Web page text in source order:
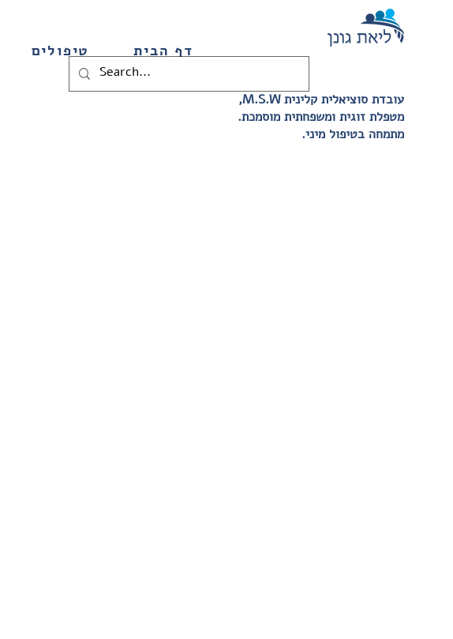
דף הבית טיפולים
,M.S.W עובדת סוציאלית קלינית
.מטפלת זוגית ומשפחתית מוסמכת
.מתמחה בטיפול מיני